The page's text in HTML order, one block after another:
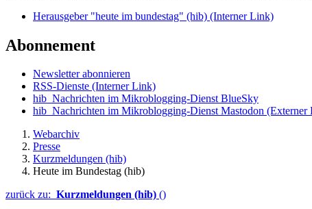
Herausgeber "heute im bundestag" (hib) (Interner Link)
Abonnement
Newsletter abonnieren
RSS-Dienste (Interner Link)
hib_Nachrichten im Mikroblogging-Dienst BlueSky
hib_Nachrichten im Mikroblogging-Dienst Mastodon (Externer
Webarchiv
Presse
Kurzmeldungen (hib)
Heute im Bundestag (hib)
zurück zu: Kurzmeldungen (hib) ()